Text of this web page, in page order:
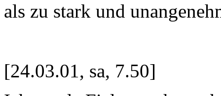
als zu stark und
[24.03.01, sa, 7.50]